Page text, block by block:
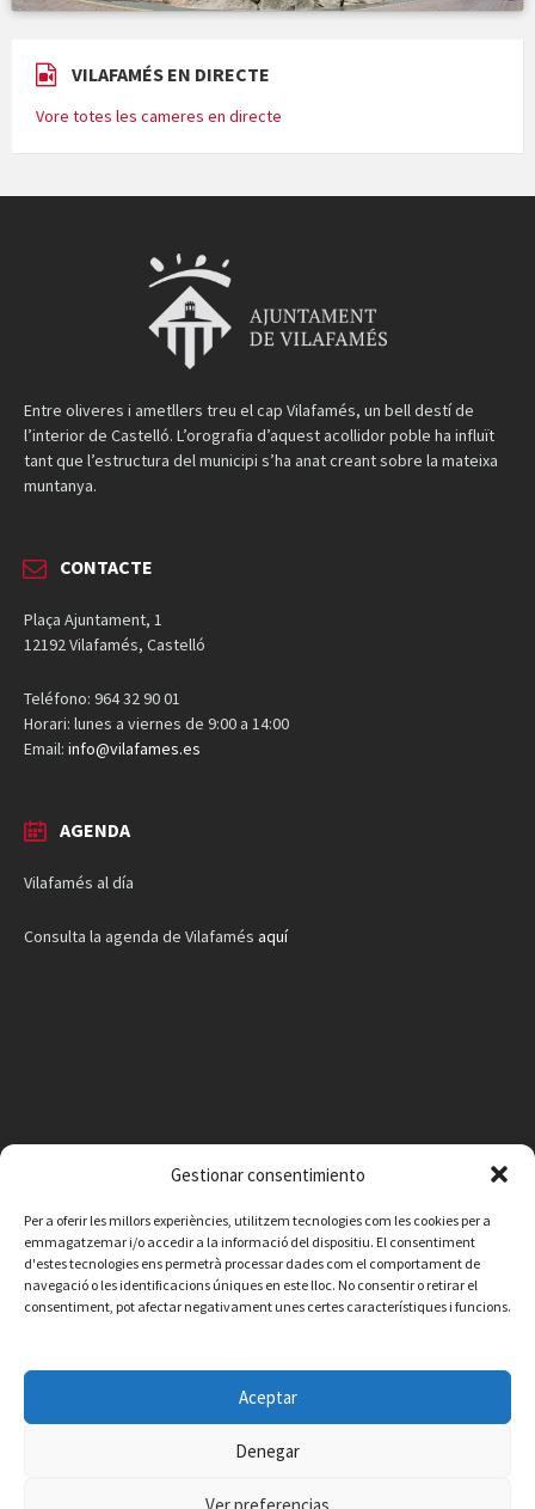
Gestionar consentimiento
Per a oferir les millors experiències, utilitzem tecnologies com les cookies per a
emmagatzemar i/o accedir a la informació del dispositiu. El consentiment
d'estes tecnologies ens permetrà processar dades com el comportament de
navegació o les identificacions úniques en este lloc. No consentir o retirar el
consentiment, pot afectar negativament unes certes característiques i funcions.
Aceptar
Denegar
Ver preferencias
VILAFAMÉS EN DIRECTE
Vore totes les cameres en directe
Entre oliveres i ametllers treu el cap Vilafamés, un bell destí de
l’interior de Castelló. L’orografia d’aquest acollidor poble ha influït
tant que l’estructura del municipi s’ha anat creant sobre la mateixa
muntanya.
CONTACTE
Plaça Ajuntament, 1
12192 Vilafamés, Castelló
Teléfono: 964 32 90 01
Horari: lunes a viernes de 9:00 a 14:00
Email: info@vilafames.es
AGENDA
Vilafamés al día
Consulta la agenda de Vilafamés aquí
Política de privacitat
© 2026 Ajuntament de Vilafamés - Desarrollada por